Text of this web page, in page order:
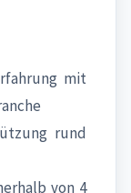
mit
rund
von 4